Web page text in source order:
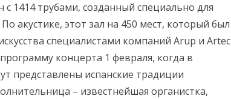
1414 трубами, созданный специально для
акустике, этот зал на 450 мест, который был
специалистами компаний Arup и Artec
концерта 1 февраля, когда в
представлены испанские традиции
– известнейшая органистка,